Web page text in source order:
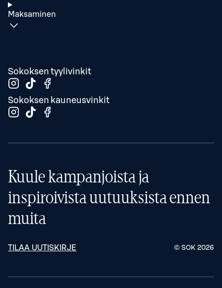
Maksaminen
Sokoksen tyylivinkit
Sokoksen kauneusvinkit
Kuule kampanjoista ja
inspiroivista uutuuksista ennen
muita
TILAA UUTISKIRJE © SOK 2026